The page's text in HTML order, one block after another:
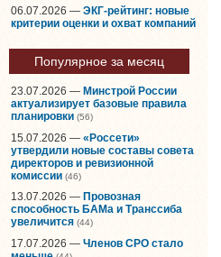
06.07.2026 — ЭКГ-рейтинг: новые
критерии оценки и охват компаний
Популярное за месяц
23.07.2026 — Минстрой России
актуализирует базовые правила
планировки (56)
15.07.2026 — «Россети»
утвердили новые составы совета
директоров и ревизионной
комиссии (46)
13.07.2026 — Провозная
способность БАМа и Транссиба
увеличится (44)
17.07.2026 — Членов СРО стало